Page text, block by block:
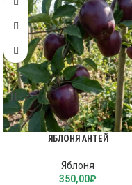
ЯБЛОНЯ АНТЕЙ
Яблоня
350,00₽